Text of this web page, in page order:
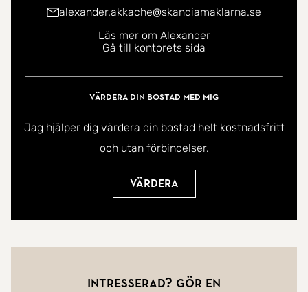
alexander.akkache@skandiamaklarna.se
Läs mer om Alexander
Gå till kontorets sida
Värdera din bostad med mig
Jag hjälper dig värdera din bostad helt kostnadsfritt
och utan förbindelser.
Värdera
Intresserad? Gör en